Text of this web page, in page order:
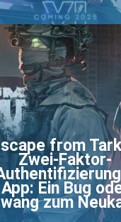
from
Zwei-Faktor-
App: Ein Bug
zum